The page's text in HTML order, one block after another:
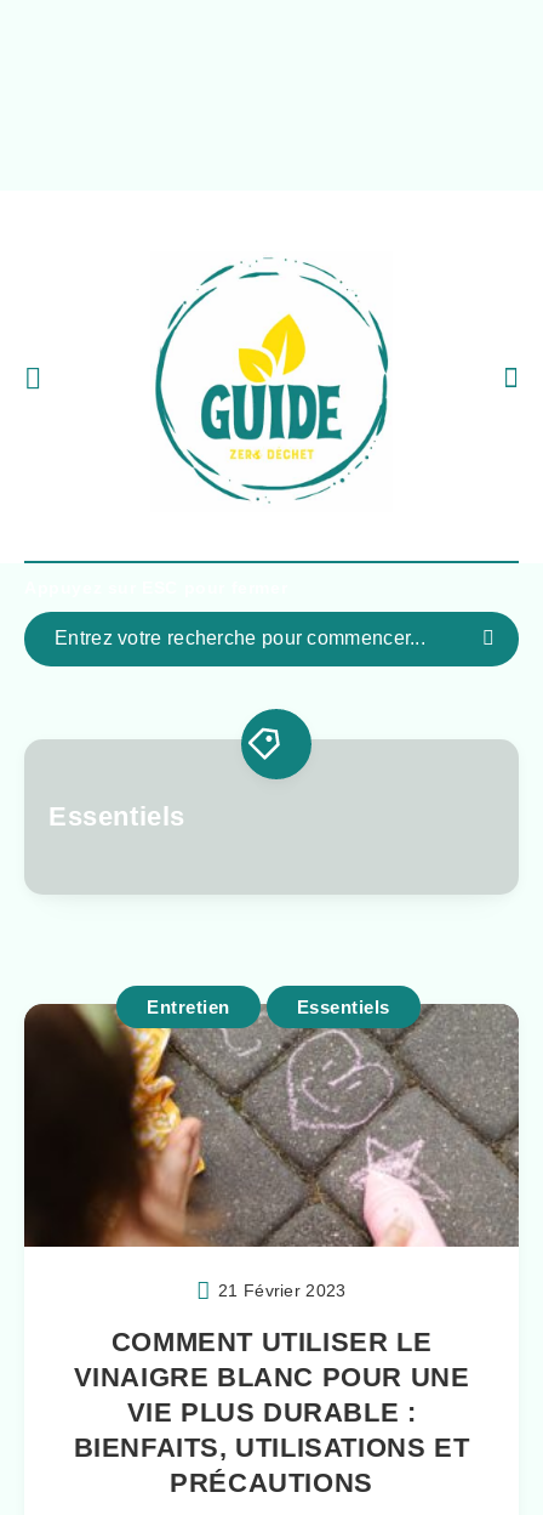
Essentiels
Entretien Essentiels
21 Février 2023
COMMENT UTILISER LE
VINAIGRE BLANC POUR UNE
VIE PLUS DURABLE :
BIENFAITS, UTILISATIONS ET
PRÉCAUTIONS